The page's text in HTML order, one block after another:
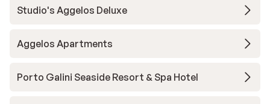
Studio's Aggelos Deluxe
Aggelos Apartments
Porto Galini Seaside Resort & Spa Hotel